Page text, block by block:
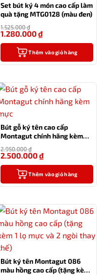
Set bút ký 4 món cao cấp làm
quà tặng MTG0128 (màu đen)
1.525.000₫
1.280.000₫
Thêm vào giỏ hàng
Bút gỗ ký tên cao cấp
Montagut chính hãng kèm
2.950.000₫
2.500.000₫
Thêm vào giỏ hàng
Bút ký tên Montagut 086
màu hồng cao cấp (tặng kèm